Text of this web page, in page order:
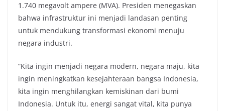
1.740 megavolt ampere (MVA). Presiden menegaskan
bahwa infrastruktur ini menjadi landasan penting
untuk mendukung transformasi ekonomi menuju
negara industri.
“Kita ingin menjadi negara modern, negara maju, kita
ingin meningkatkan kesejahteraan bangsa Indonesia,
kita ingin menghilangkan kemiskinan dari bumi
Indonesia. Untuk itu, energi sangat vital, kita punya